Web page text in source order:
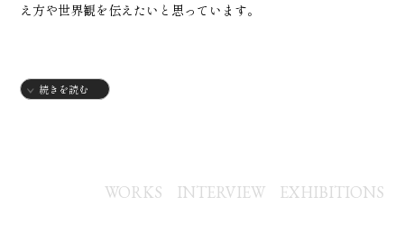
え方や世界観を伝えたいと思っています。
学部絵画科洋画専攻 卒業 2000年 ・名古屋芸術大学大学院美術
and crafts Kieli/岐阜) ・「藤原史江 個展」(不二画廊/大阪) ・
続きを読む
WORKS INTERVIEW EXHIBITIONS